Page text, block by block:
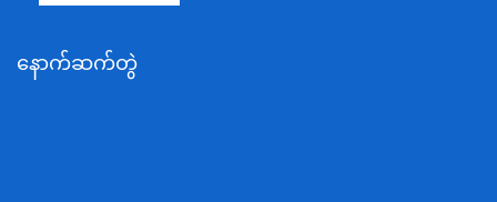
အလုပ်သမား၊လူဝင်မှုကြီးကြပ်ရေးနှင့်ပြည်သူ့အင်အား
နောက်ဆက်တွဲ